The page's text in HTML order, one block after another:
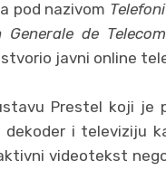
pod nazivom
Generale de
javni online
Prestel koji je
i televiziju
videotekst